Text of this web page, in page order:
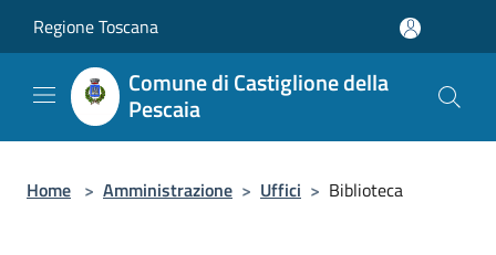
Regione Toscana
Comune di Castiglione della
Pescaia
Home > Amministrazione > Uffici > Biblioteca